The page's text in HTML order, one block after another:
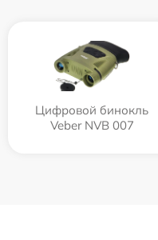
Цифровой бинокль
Veber NVB 007